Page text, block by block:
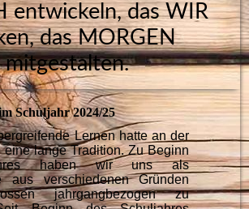
entwickeln, das WIR
das MORGEN
mitgestalten.
Schuljahr 2024/25
Lernen hatte an der
eine lange Tradition. Zu Beginn
haben wir uns als
aus verschiedenen Gründen
jahrgangbezogen zu